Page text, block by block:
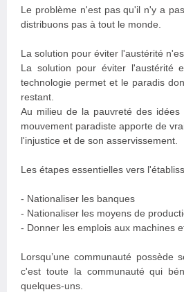
Le problème n'est pas qu'il n'y a
distribuons pas à tout le monde.
La solution pour éviter l'austérité
La solution pour éviter l'austérité
technologie permet et le paradis
restant.
Au milieu de la pauvreté des
mouvement paradiste apporte de
l'injustice et de son asservissement.
Les étapes essentielles vers
- Nationaliser les banques
- Nationaliser les moyens de
- Donner les emplois aux machines
Lorsqu’une communauté possède
c'est toute la communauté qui
quelques-uns.